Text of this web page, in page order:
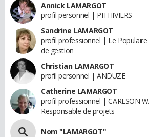
Annick LAMARGOT
profil personnel | PITHIVIERS
Sandrine LAMARGOT
profil professionnel | Le Populaire
de gestion
Christian LAMARGOT
profil personnel | ANDUZE
Catherine LAMARGOT
profil professionnel | CARLSON
Responsable de projets
Nom "LAMARGOT"